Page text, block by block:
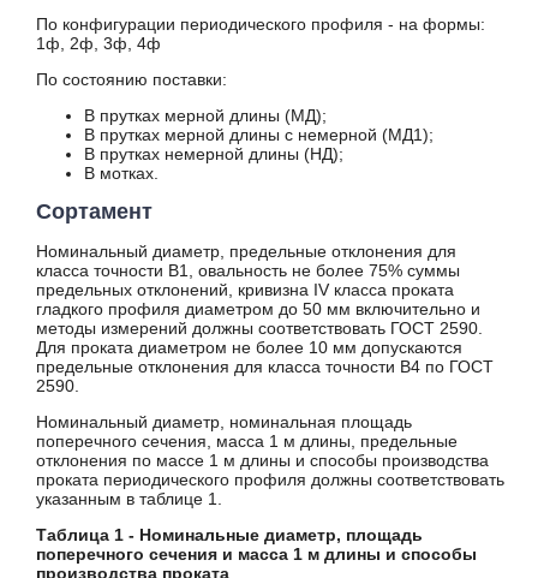
ТУ 14-1-950
ТУ 14-3Р-113
ТУ 14-3-190
ТУ 14-3Р-197
ТУ 14-3-460
ТУ 14-3-560
ТУ 14-1-1921
ТУ 14-1-4083
ТУ 14-1-5241
ТУ 14-1-5346
ТУ 14-1-5598
ТУ 14-152-42
ТУ 14-162-14
ТУ 14-162-20
ТУ 14-3Р-1128
ТУ 14-3Р-1270
ТУ 14-3-1270
ТУ 14-3-1573
ТУ 14-3-1698
ТУ 14-3-1814
По конфигурации периодического профиля - на формы:
1ф, 2ф, 3ф, 4ф
По состоянию поставки:
В прутках мерной длины (МД);
В прутках мерной длины с немерной (МД1);
В прутках немерной длины (НД);
В мотках.
Сортамент
Номинальный диаметр, предельные отклонения для
класса точности В1, овальность не более 75% суммы
предельных отклонений, кривизна IV класса проката
гладкого профиля диаметром до 50 мм включительно и
методы измерений должны соответствовать ГОСТ 2590.
Для проката диаметром не более 10 мм допускаются
предельные отклонения для класса точности В4 по ГОСТ
2590.
Номинальный диаметр, номинальная площадь
поперечного сечения, масса 1 м длины, предельные
отклонения по массе 1 м длины и способы производства
проката периодического профиля должны соответствовать
указанным в таблице 1.
Таблица 1 - Номинальные диаметр, площадь
поперечного сечения и масса 1 м длины и способы
производства проката